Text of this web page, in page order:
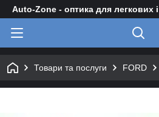
Auto-Zone - оптика для легкових
Товари та послуги FORD